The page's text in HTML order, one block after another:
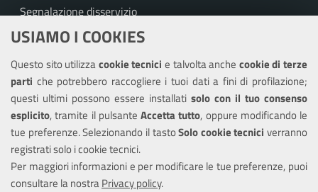
USIAMO I COOKIES
Questo sito utilizzacookie tecnicie talvolta anche cookie di terze
parti che potrebbero raccogliere i tuoi dati a fini di profilazione;
questi ultimi possono essere installati solo con il tuo consenso
esplicito, tramite il pulsante Accetta tutto, oppure modificando le
tue preferenze. Selezionando il tastoSolo cookie tecnici verranno
registrati solo i cookie tecnici.
Per maggiori informazioni e per modificare le tue preferenze, puoi
consultare la nostraPrivacy policy.
Segnalazione disservizio
Richiesta assistenza
Amministrazione trasparente
Informativa privacy
Note legali
Piano di miglioramento del sito
Dichiarazione di accessibilità